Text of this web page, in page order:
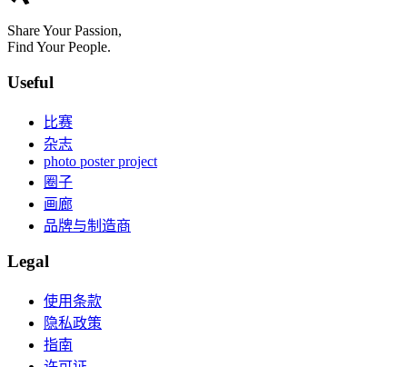
Share Your Passion,
Find Your People.
Useful
比赛
杂志
photo poster project
圈子
画廊
品牌与制造商
Legal
使用条款
隐私政策
指南